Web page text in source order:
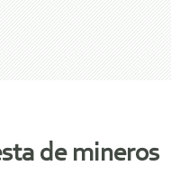
de mineros